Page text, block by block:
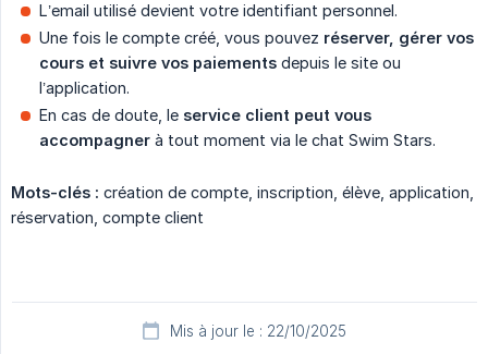
L’email utilisé devient votre identifiant personnel.
Une fois le compte créé, vous pouvez réserver, gérer vos
cours et suivre vos paiements depuis le site ou
l’application.
En cas de doute, le service client peut vous
accompagner à tout moment via le chat Swim Stars.
Mots-clés : création de compte, inscription, élève, application,
réservation, compte client
Mis à jour le : 22/10/2025